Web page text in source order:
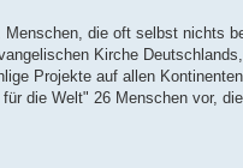
die oft selbst nichts
Kirche
Projekte auf allen
die Welt" 26 Menschen vor,